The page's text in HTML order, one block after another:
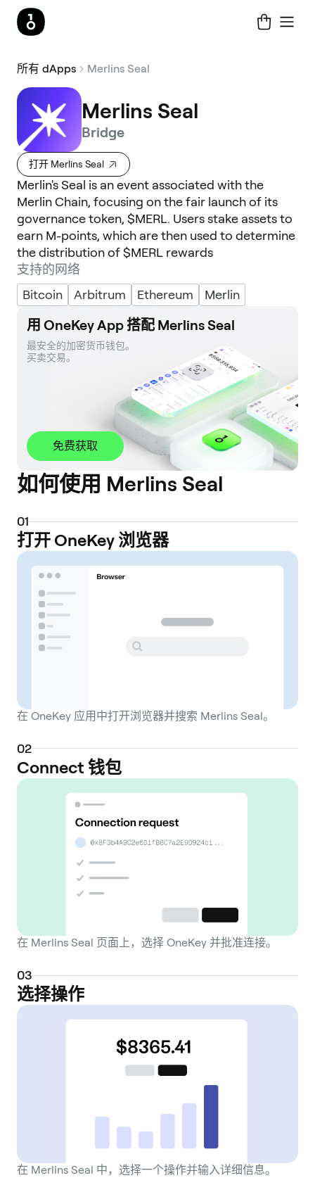
所有 dApps Merlins Seal
Merlins Seal
Bridge
打开 Merlins Seal
Merlin's Seal is an event associated with the
Merlin Chain, focusing on the fair launch of its
governance token, $MERL. Users stake assets to
earn M-points, which are then used to determine
the distribution of $MERL rewards
支持的网络
Bitcoin
Arbitrum Ethereum Merlin
用 OneKey App 搭配 Merlins Seal
最安全的加密货币钱包。
买卖交易。
免费获取
如何使用 Merlins Seal
01
打开 OneKey 浏览器
在 OneKey 应用中打开浏览器并搜索 Merlins Seal。
02
Connect 钱包
在 Merlins Seal 页面上，选择 OneKey 并批准连接。
03
选择操作
在 Merlins Seal 中，选择一个操作并输入详细信息。